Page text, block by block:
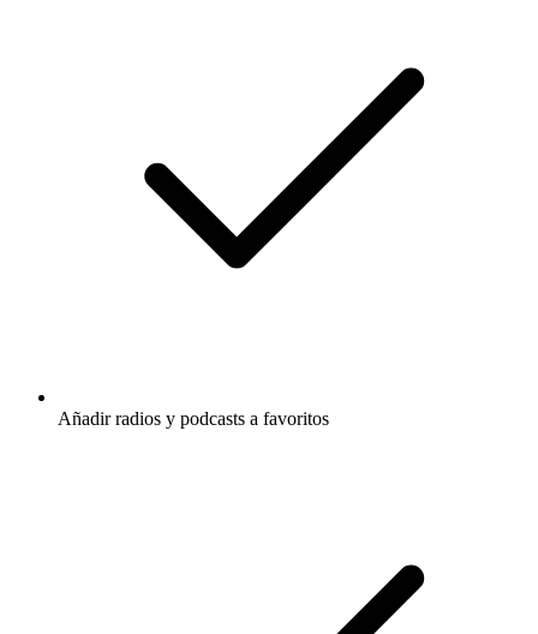
Añadir radios y podcasts a favoritos